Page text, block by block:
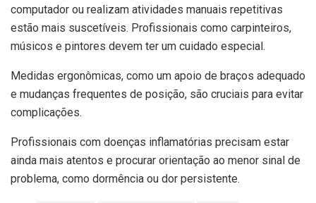
computador ou realizam atividades manuais repetitivas
estão mais suscetíveis. Profissionais como carpinteiros,
músicos e pintores devem ter um cuidado especial.
Medidas ergonômicas, como um apoio de braços adequado
e mudanças frequentes de posição, são cruciais para evitar
complicações.
Profissionais com doenças inflamatórias precisam estar
ainda mais atentos e procurar orientação ao menor sinal de
problema, como dormência ou dor persistente.